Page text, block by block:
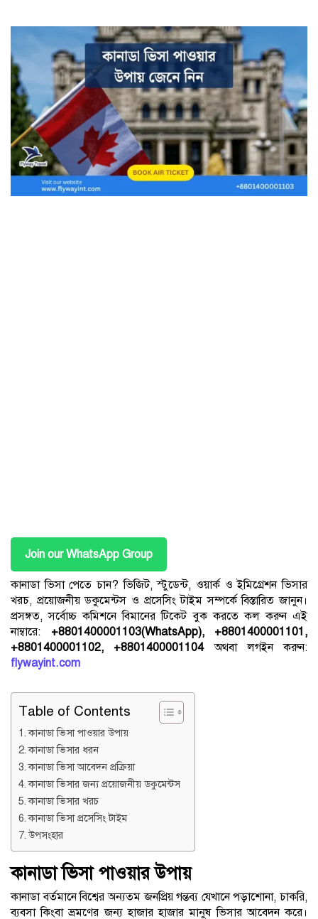
Join our WhatsApp Group
কানাডা ভিসা পেতে চান? ভিজিট, স্টুডেন্ট, ওয়ার্ক ও ইমিগ্রেশন ভিসার
খরচ, প্রয়োজনীয় ডকুমেন্টস ও প্রসেসিং টাইম সম্পর্কে বিস্তারিত জানুন।
প্রসঙ্গত, সর্বোচ্চ কমিশনে বিমানের টিকেট বুক করতে কল করুন এই
নাম্বারে: +8801400001103(WhatsApp), +8801400001101,
+8801400001102, +8801400001104অথবা লগইন করুন:
flywayint.com
Table of Contents
কানাডা ভিসা পাওয়ার উপায়
কানাডা ভিসার ধরন
কানাডা ভিসা আবেদন প্রক্রিয়া
কানাডা ভিসার জন্য প্রয়োজনীয় ডকুমেন্টস
কানাডা ভিসার খরচ
কানাডা ভিসা প্রসেসিং টাইম
উপসংহার
কানাডা ভিসা পাওয়ার উপায়
কানাডা বর্তমানে বিশ্বের অন্যতম জনপ্রিয় গন্তব্য যেখানে পড়াশোনা, চাকরি,
ব্যবসা কিংবা ভ্রমণের জন্য হাজার হাজার মানুষ ভিসার আবেদন করে।